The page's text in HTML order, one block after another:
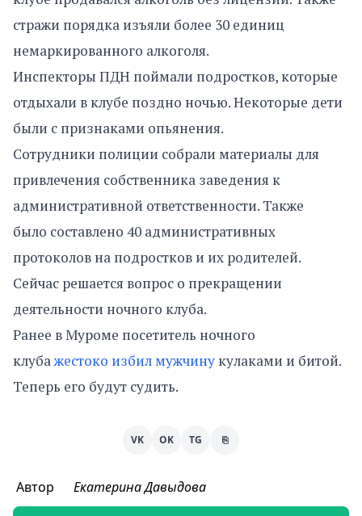
стражи порядка изъяли более 30 единиц
немаркированного алкоголя.
Инспекторы ПДН поймали подростков, которые
отдыхали в клубе поздно ночью. Некоторые дети
были с признаками опьянения.
Сотрудники полиции собрали материалы для
привлечения собственника заведения к
административной ответственности. Также
было составлено 40 административных
протоколов на подростков и их родителей.
Сейчас решается вопрос о прекращении
деятельности ночного клуба.
Ранее в Муроме посетитель ночного
клубажестоко избил мужчину кулаками и битой.
Теперь его будут судить.
VK OK TG ⎘
Автор Екатерина Давыдова